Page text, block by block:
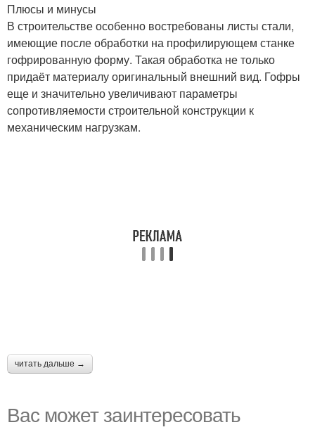
Плюсы и минусы
В строительстве особенно востребованы листы стали,
имеющие после обработки на профилирующем станке
гофрированную форму. Такая обработка не только
придаёт материалу оригинальный внешний вид. Гофры
еще и значительно увеличивают параметры
сопротивляемости строительной конструкции к
механическим нагрузкам.
читать дальше →
Вас может заинтересовать